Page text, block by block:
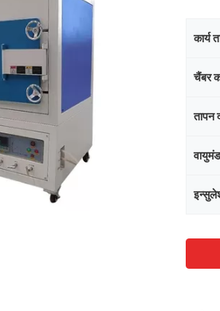
कार्य
चैंबर
तापन